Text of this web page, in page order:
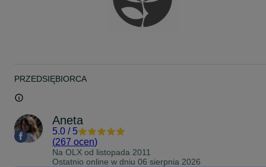
PRZEDSIĘBIORCA
Aneta
5.0 / 5
(267 ocen)
Na OLX od listopada 2011
Ostatnio online w dniu 06 sierpnia 2026